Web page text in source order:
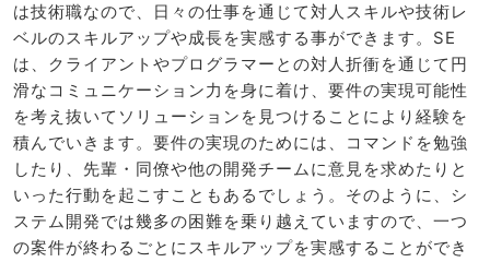
は技術職なので、日々の仕事を通じて対人スキルや技術レ
ベルのスキルアップや成長を実感する事ができます。SE
は、クライアントやプログラマーとの対人折衝を通じて円
滑なコミュニケーション力を身に着け、要件の実現可能性
を考え抜いてソリューションを見つけることにより経験を
積んでいきます。要件の実現のためには、コマンドを勉強
したり、先輩・同僚や他の開発チームに意見を求めたりと
いった行動を起こすこともあるでしょう。そのように、シ
ステム開発では幾多の困難を乗り越えていますので、一つ
の案件が終わるごとにスキルアップを実感することができ